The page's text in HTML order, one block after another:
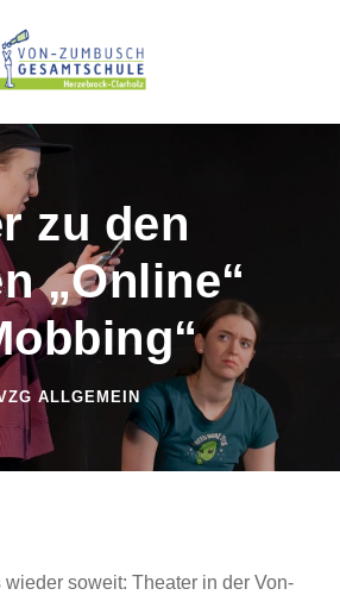
zu den
„Online“
ALLGEMEIN
wieder soweit: Theater in der Von-